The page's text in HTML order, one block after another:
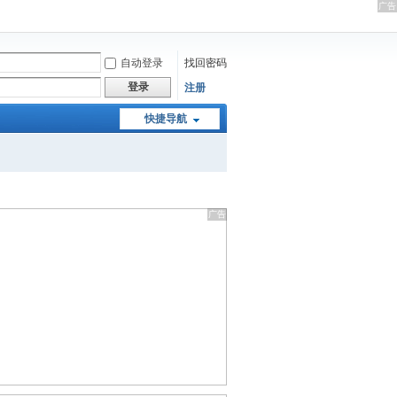
自动登录
找回密码
登录
注册
快捷导航